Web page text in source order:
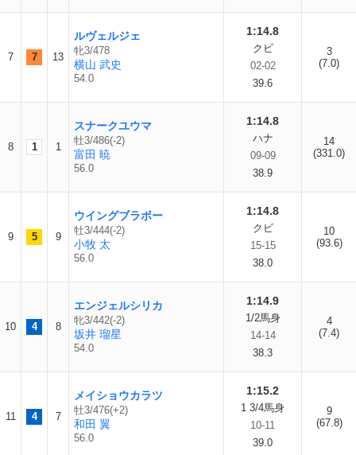
7 7 13
ルヴェルジェ
牝3/478
横山 武史
54.0
1:14.8
クビ
02-02
39.6
3
(7.0)
8 1 1
スナークユウマ
牡3/486(-2)
富田 暁
56.0
1:14.8
ハナ
09-09
38.9
14
(331.0)
9 5 9
ウイングブラボー
牡3/444(-2)
小牧 太
56.0
1:14.8
クビ
15-15
38.0
10
(93.6)
10 4 8
エンジェルシリカ
牝3/442(-2)
坂井 瑠星
54.0
1:14.9
1/2馬身
14-14
38.3
4
(7.4)
11 4 7
メイショウカラツ
牡3/476(+2)
和田 翼
56.0
1:15.2
1 3/4馬身
10-11
39.0
9
(67.8)